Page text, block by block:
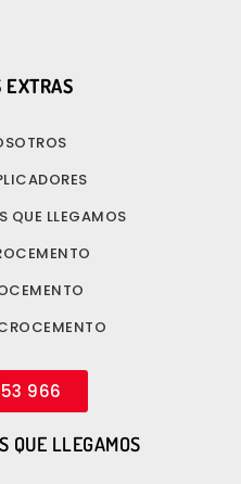
EXTRAS
QUE LLEGAMOS
966
QUE LLEGAMOS